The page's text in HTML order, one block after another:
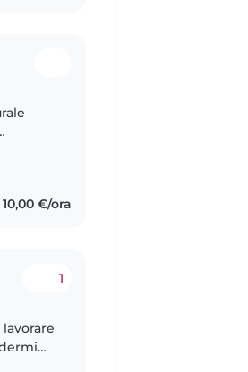
10,00 €/ora
1